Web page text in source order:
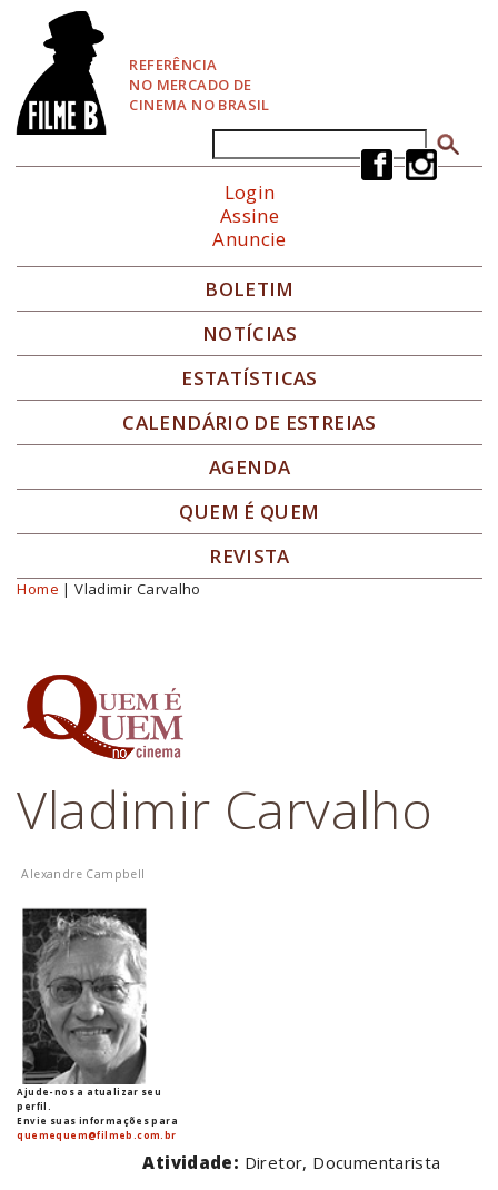
REFERÊNCIA
NO MERCADO DE
CINEMA NO BRASIL
Formulário de busca
Login
Assine
Anuncie
BOLETIM
NOTÍCIAS
ESTATÍSTICAS
CALENDÁRIO DE ESTREIAS
AGENDA
QUEM É QUEM
REVISTA
Você está aqui
Home | Vladimir Carvalho
Vladimir Carvalho
Alexandre Campbell
Ajude-nos a atualizar seu
perfil.
Envie suas informações para
quemequem@filmeb.com.br
Atividade: Diretor, Documentarista